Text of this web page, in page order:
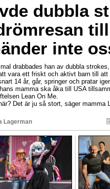
dubbla
inte
drabbades han av dubbla
vara ett friskt och aktivt barn till
14 år, går, springer och pratar
mamma ska åka till USA
Lean On Me.
Det är ju så stort, säger mamma
Lagerman